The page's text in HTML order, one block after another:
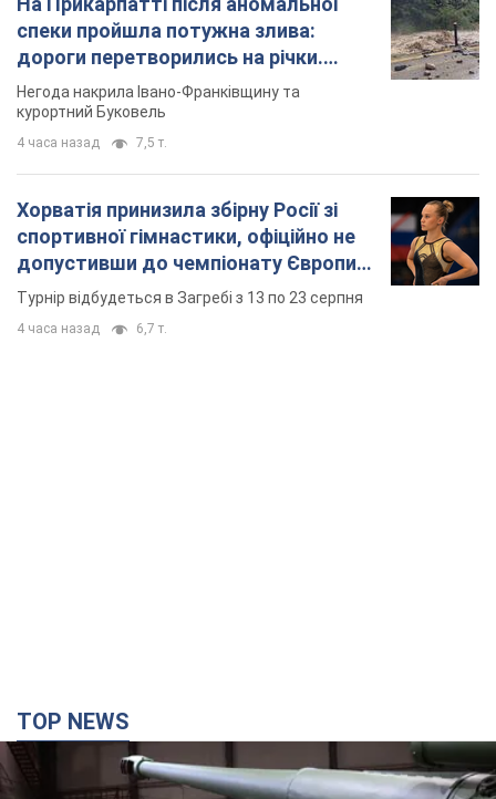
спеки пройшла потужна злива:
дороги перетворились на річки.
Відео
Негода накрила Івано-Франківщину та
курортний Буковель
4 часа назад 7,5 т.
Хорватія принизила збірну Росії зі
спортивної гімнастики, офіційно не
допустивши до чемпіонату Європи
основних спортсменів
Турнір відбудеться в Загребі з 13 по 23 серпня
4 часа назад 6,7 т.
TOP NEWS